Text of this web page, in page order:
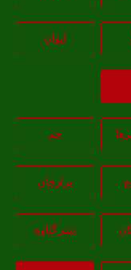
ايوان
برازجان
بندر گناوه